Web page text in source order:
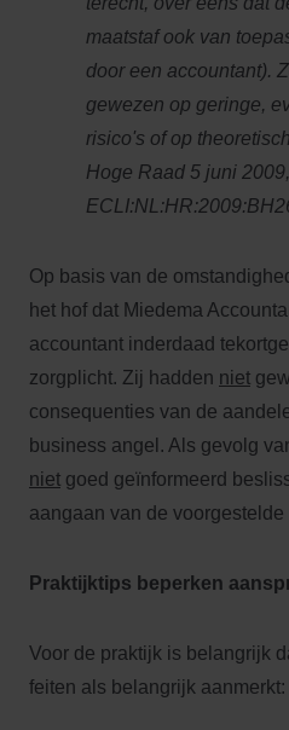
maatstaf ook van
door een accountant).
gewezen op geringe,
risico's of op
Hoge Raad 5 juni 2009,
Op basis van de
het hof dat Miedema
accountant inderdaad
zorgplicht. Zij hadden niet
consequenties van de
business angel. Als gevolg
niet goed geïnformeerd
aangaan van de
Praktijktips beperken
Voor de praktijk is belangrijk
feiten als belangrijk aanmerkt: